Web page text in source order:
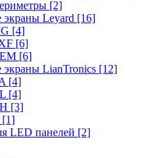
[2]
Leyard [16]
[4]
[6]
[6]
LianTronics [12]
[4]
[4]
[3]
[1]
LED панелей [2]